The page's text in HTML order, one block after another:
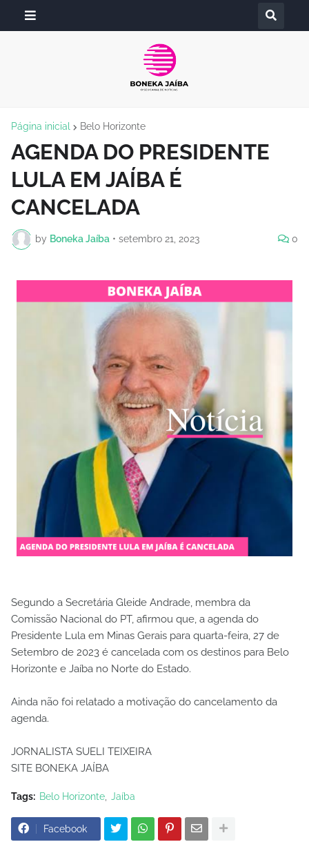
Página inicial Belo Horizonte
AGENDA DO PRESIDENTE
LULA EM JAÍBA É
CANCELADA
by Boneka Jaíba • setembro 21, 2023 0
Segundo a Secretária Gleide Andrade, membra da
Comissão Nacional do PT, afirmou que, a agenda do
Presidente Lula em Minas Gerais para quarta-feira, 27 de
Setembro de 2023 é cancelada com os destinos para Belo
Horizonte e Jaíba no Norte do Estado.
Ainda não foi relatado a motivação do cancelamento da
agenda.
JORNALISTA SUELI TEIXEIRA
SITE BONEKA JAÍBA
Tags: Belo Horizonte Jaíba
Facebook